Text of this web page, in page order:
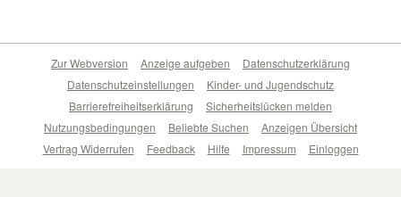
Zur Webversion Anzeige aufgeben
Datenschutzerklärung
Datenschutzeinstellungen
Kinder- und Jugendschutz
Barrierefreiheitserklärung
Sicherheitslücken melden
Nutzungsbedingungen
Beliebte Suchen
Anzeigen Übersicht
Vertrag Widerrufen
Feedback Hilfe Impressum Einloggen